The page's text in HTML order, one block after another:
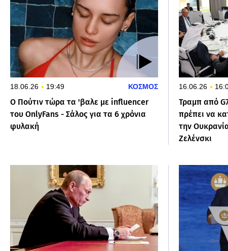
18.06.26 19:49 ΚΟΣΜΟΣ
Ο Πούτιν τώρα τα 'βαλε με influencer
του OnlyFans - Σάλος για τα 6 χρόνια
φυλακή
16.06.26
Τραμπ από
πρέπει να
την
Ζελένσκι